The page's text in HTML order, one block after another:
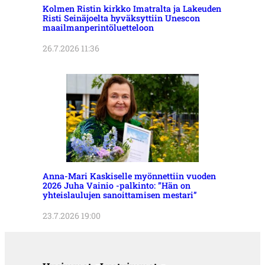
Kolmen Ristin kirkko Imatralta ja Lakeuden
Risti Seinäjoelta hyväksyttiin Unescon
maailmanperintöluetteloon
26.7.2026 11:36
Anna-Mari Kaskiselle myönnettiin vuoden
2026 Juha Vainio -palkinto: ”Hän on
yhteislaulujen sanoittamisen mestari”
23.7.2026 19:00